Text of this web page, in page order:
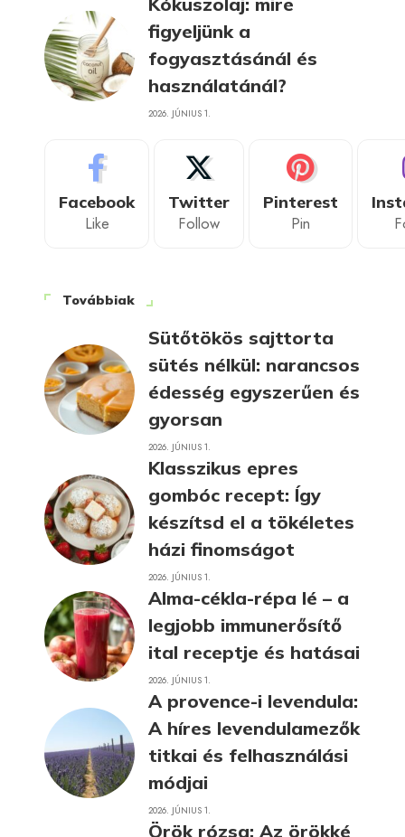
figyeljünk a
fogyasztásánál és
használatánál?
2026. JÚNIUS 1.
Facebook
Like
Twitter
Follow
Pinterest
Pin
Továbbiak
Sütőtökös sajttorta
sütés nélkül: narancsos
édesség egyszerűen és
gyorsan
2026. JÚNIUS 1.
Klasszikus epres
gombóc recept: Így
készítsd el a tökéletes
házi finomságot
2026. JÚNIUS 1.
Alma-cékla-répa lé – a
legjobb immunerősítő
ital receptje és hatásai
2026. JÚNIUS 1.
A provence-i levendula:
A híres levendulamezők
titkai és felhasználási
módjai
2026. JÚNIUS 1.
Örök rózsa: Az örökké